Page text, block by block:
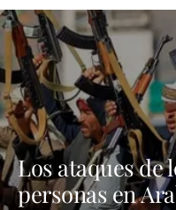
Los ataques de
personas en